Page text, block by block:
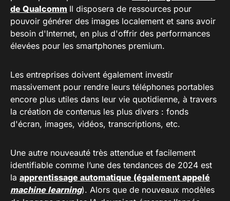
de Qualcomm Il disposera de ressources pour
pouvoir générer des images localement et sans avoir
besoin d'Internet, en plus d'offrir des performances
élevées pour les smartphones premium.
Les entreprises doivent également investir
massivement pour rendre leurs téléphones portables
encore plus utiles dans leur vie quotidienne, à travers
la création de contenus les plus divers : fonds
d'écran, images, vidéos, transcriptions, etc.
Une autre nouveauté très attendue et facilement
identifiable comme l’une des tendances de 2024 est
la apprentissage automatique (également appelé
machine learning). Alors que de nouveaux modèles